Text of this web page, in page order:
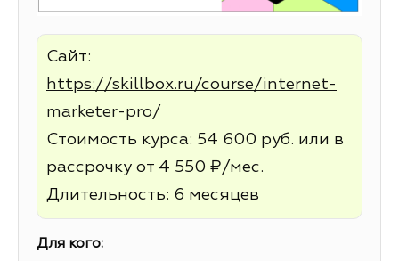
Сайт:
https://skillbox.ru/course/internet-
marketer-pro/
Стоимость курса: 54 600 руб. или в
рассрочку от 4 550 ₽/мес.
Длительность: 6 месяцев
Для кого: